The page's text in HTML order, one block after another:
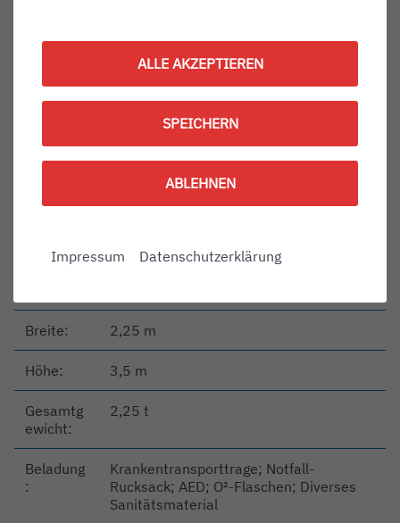
keit:
149 km/h
Motor: Diesel
Breite: 2,25 m
Höhe: 3,5 m
Gesamtg
ewicht:
2,25 t
Beladung
:
Krankentransporttrage; Notfall-
Rucksack; AED; O²-Flaschen; Diverses
Sanitätsmaterial
ALLE AKZEPTIEREN
SPEICHERN
ABLEHNEN
Impressum Datenschutzerklärung